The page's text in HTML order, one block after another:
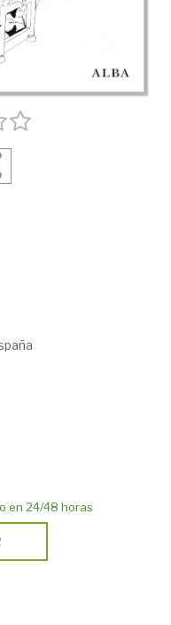
en 24/48 horas